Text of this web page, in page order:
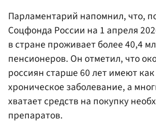
Парламентарий напомнил, что,
Соцфонда России на 1 апреля
в стране проживает более 40,4
пенсионеров. Он отметил, что
россиян старше 60 лет имеют
хроническое заболевание, а
хватает средств на покупку
препаратов.